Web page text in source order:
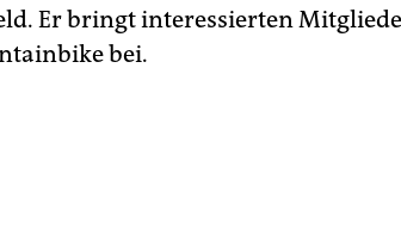
Er bringt interessierten
bei.